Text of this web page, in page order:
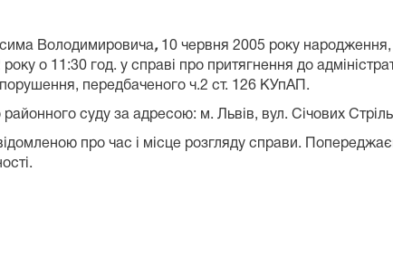
Володимировича, 10 червня 2005 року народження,
о 11:30 год. у справі про притягнення до
передбаченого ч.2 ст. 126 КУпАП.
суду за адресою: м. Львів, вул. Січових
про час і місце розгляду справи.